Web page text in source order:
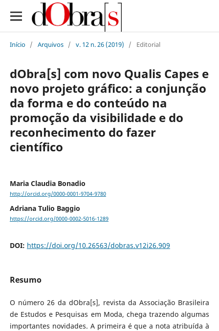
Início / Arquivos / v. 12 n. 26 (2019) / Editorial
dObra[s] com novo Qualis Capes e
novo projeto gráfico: a conjunção
da forma e do conteúdo na
promoção da visibilidade e do
reconhecimento do fazer
científico
Maria Claudia Bonadio
http://orcid.org/0000-0001-9704-9780
Adriana Tulio Baggio
https://orcid.org/0000-0002-5016-1289
DOI: https://doi.org/10.26563/dobras.v12i26.909
Resumo
O número 26 da dObra[s], revista da Associação Brasileira
de Estudos e Pesquisas em Moda, chega trazendo algumas
importantes novidades. A primeira é que a nota atribuída à